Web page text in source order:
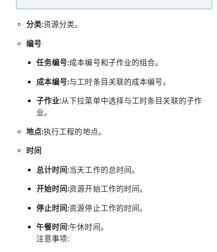
分类:资源分类。
编号
任务编号:成本编号和子作业的组合。
成本编号:与工时条目关联的成本编号。
子作业:从下拉菜单中选择与工时条目关联的子作
业。
地点:执行工程的地点。
时间
总计时间:当天工作的总时间。
开始时间:资源开始工作的时间。
停止时间:资源停止工作的时间。
午餐时间:午休时间。
注意事项: